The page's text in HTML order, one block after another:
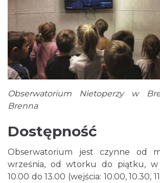
Obserwatorium Nietoperzy w
Brenna
Dostępność
Obserwatorium jest czynne od
września, od wtorku do piątku, w
10.00 do 13.00 (wejścia: 10.00, 10.30,